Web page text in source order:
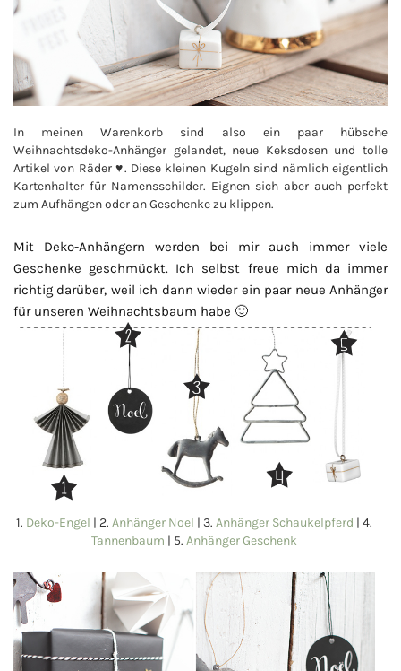
In meinen Warenkorb sind also ein paar hübsche
Weihnachtsdeko-Anhänger gelandet, neue Keksdosen und tolle
Artikel von Räder ♥. Diese kleinen Kugeln sind nämlich eigentlich
Kartenhalter für Namensschilder. Eignen sich aber auch perfekt
zum Aufhängen oder an Geschenke zu klippen.
Mit Deko-Anhängern werden bei mir auch immer viele
Geschenke geschmückt. Ich selbst freue mich da immer
richtig darüber, weil ich dann wieder ein paar neue Anhänger
für unseren Weihnachtsbaum habe 🙂
1. Deko-Engel | 2. Anhänger Noel | 3. Anhänger Schaukelpferd | 4.
Tannenbaum | 5. Anhänger Geschenk